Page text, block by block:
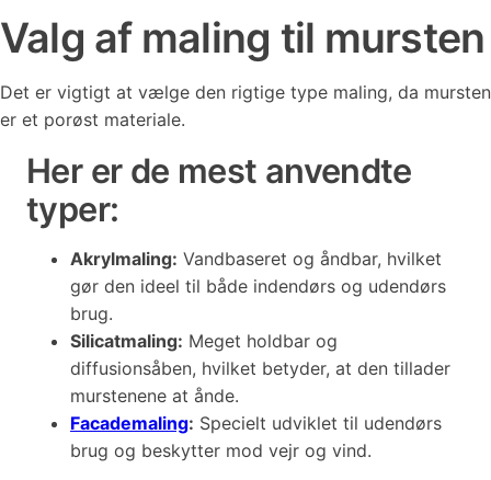
Valg af maling til mursten
Det er vigtigt at vælge den rigtige type maling, da mursten
er et porøst materiale.
Her er de mest anvendte
typer:
Akrylmaling: Vandbaseret og åndbar, hvilket
gør den ideel til både indendørs og udendørs
brug.
Silicatmaling: Meget holdbar og
diffusionsåben, hvilket betyder, at den tillader
murstenene at ånde.
Facademaling: Specielt udviklet til udendørs
brug og beskytter mod vejr og vind.